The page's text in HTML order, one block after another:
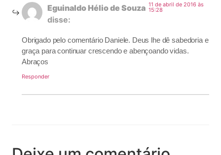
Eguinaldo Hélio de Souza
disse:
11 de abril de 2016 às
15:28
Obrigado pelo comentário Daniele. Deus lhe dê sabedoria e
graça para continuar crescendo e abençoando vidas.
Abraços
Responder